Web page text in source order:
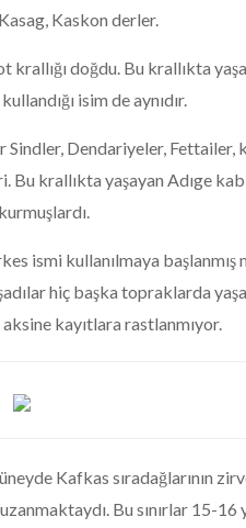
Kaskon derler.
krallığı doğdu. Bu krallıkta
isim de aynıdır.
Sindler, Dendariyeler,
Bu krallıkta yaşayan Adıge
ismi kullanılmaya
hiç başka topraklarda
kayıtlara rastlanmıyor.
Kafkas sıradağlarının
Bu sınırlar 15-16